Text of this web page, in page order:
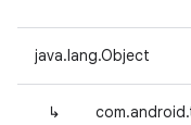
java.lang.Object
↳